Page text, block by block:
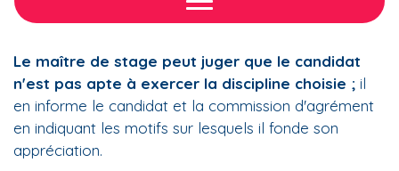
Le maître de stage peut juger que le candidat
n'est pas apte à exercer la discipline choisie ; il
en informe le candidat et la commission d'agrément
en indiquant les motifs sur lesquels il fonde son
appréciation.